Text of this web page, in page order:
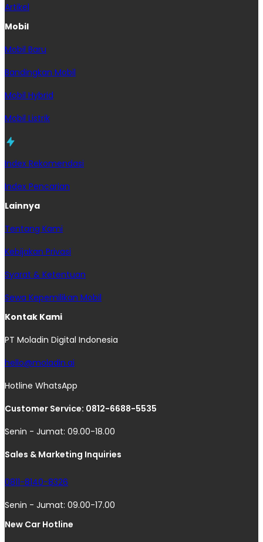
Artikel
Mobil
Mobil Baru
Bandingkan Mobil
Mobil Hybrid
Mobil Listrik
Index Rekomendasi
Index Pencarian
Lainnya
Tentang Kami
Kebijakan Privasi
Syarat & Ketentuan
Sewa Kepemilikan Mobil
Kontak Kami
PT Moladin Digital Indonesia
hello@moladin.ai
Hotline WhatsApp
Customer Service: 0812-6688-5535
Senin - Jumat: 09.00-18.00
Sales & Marketing Inquiries
0811-8140-8326
Senin - Jumat: 09.00-17.00
New Car Hotline